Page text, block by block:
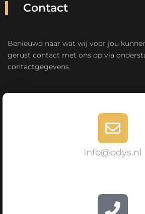
Contact
Benieuwd naar wat wij voor jou
gerust contact met ons op via
contactgegevens.
Info@odys.nl